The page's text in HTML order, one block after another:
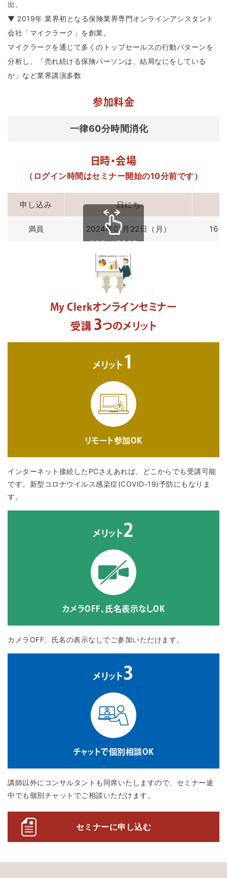
出。
▼ 2019年 業界初となる保険業界専門オンラインアシスタント
会社「マイクラーク」を創業。
マイクラークを通じて多くのトップセールスの行動パターンを
分析し、「売れ続ける保険パーソンは、結局なにをしている
か」など業界講演多数
参加料金
一律60分時間消化
日時・会場
（ログイン時間はセミナー開始の10分前です）
申し込み 日にち
満員 2024年01月22日（月） 16
スクロールできます
My Clerkオンラインセミナー
受講 3つのメリット
メリット 1
リモート参加OK
インターネット接続したPCさえあれば、どこからでも受講可能
です。新型コロナウイルス感染症(COVID-19)予防にもなりま
す。
メリット2
カメラOFF、氏名表示なしOK
カメラOFF、氏名の表示なしでご参加いただけます。
メリット3
チャットで個別相談OK
講師以外にコンサルタントも同席いたしますので、セミナー途
中でも個別チャットでご相談いただけます。
セミナーに申し込む